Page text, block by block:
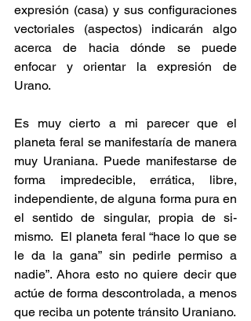
expresión (casa) y sus configuraciones
vectoriales (aspectos) indicarán algo
acerca de hacia dónde se puede
enfocar y orientar la expresión de
Urano.
Es muy cierto a mi parecer que el
planeta feral se manifestaría de manera
muy Uraniana. Puede manifestarse de
forma impredecible, errática, libre,
independiente, de alguna forma pura en
el sentido de singular, propia de si-
mismo.  El planeta feral “hace lo que se
le da la gana” sin pedirle permiso a
nadie”. Ahora esto no quiere decir que
actúe de forma descontrolada, a menos
que reciba un potente tránsito Uraniano.